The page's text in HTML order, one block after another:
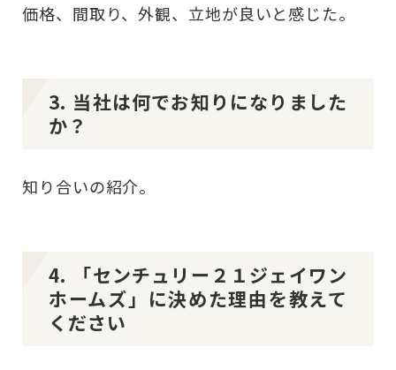
価格、間取り、外観、立地が良いと感じた。
3. 当社は何でお知りになりました
か？
知り合いの紹介。
4. 「センチュリー２１ジェイワン
ホームズ」に決めた理由を教えて
ください